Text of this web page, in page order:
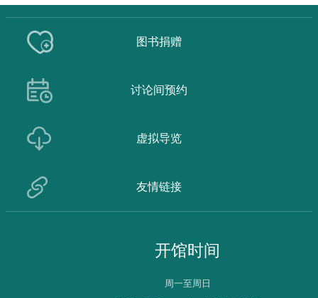
图书捐赠
讨论间预约
虚拟导览
友情链接
开馆时间
周一至周日